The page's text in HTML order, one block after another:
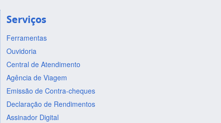
Serviços
Ferramentas
Ouvidoria
Central de Atendimento
Agência de Viagem
Emissão de Contra-cheques
Declaração de Rendimentos
Assinador Digital